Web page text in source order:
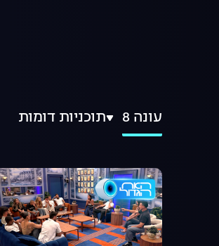
עונה 8 תוכניות דומות